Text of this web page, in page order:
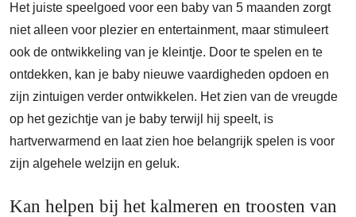
Het juiste speelgoed voor een baby van 5 maanden zorgt
niet alleen voor plezier en entertainment, maar stimuleert
ook de ontwikkeling van je kleintje. Door te spelen en te
ontdekken, kan je baby nieuwe vaardigheden opdoen en
zijn zintuigen verder ontwikkelen. Het zien van de vreugde
op het gezichtje van je baby terwijl hij speelt, is
hartverwarmend en laat zien hoe belangrijk spelen is voor
zijn algehele welzijn en geluk.
Kan helpen bij het kalmeren en troosten van